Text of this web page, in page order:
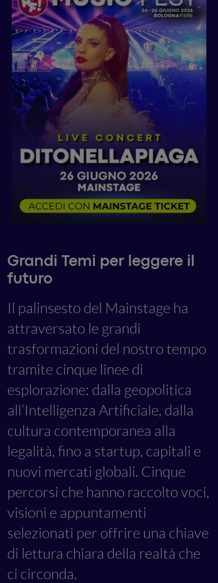
Grandi Temi per leggere il
futuro
Il palinsesto del Mainstage ha
attraversato le grandi
trasformazioni del nostro tempo
tramite cinque linee di
esplorazione: dalla geopolitica
all’Intelligenza Artificiale, dalla
cultura contemporanea alla
legalità, fino a startup, capitali e
nuovi mercati globali. Cinque
percorsi che hanno raccolto voci,
visioni e appuntamenti
selezionati per offrire una chiave
di lettura chiara della realtà che
ci circonda.